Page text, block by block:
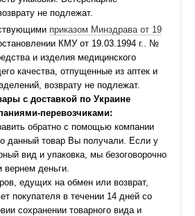
не подлежат.
приказом Минздрава от 19
КМУ от 19.03.1994 г.. №
и изделия медицинского
качества, отпущенные из аптек и
возврату не подлежат.
с доставкой по Украине
перевозчиками:
обратно с помощью компании
данный товар Вы получали. Если у
вид и упаковка, мы безоговорочно
деньги.
едущих на обмен или возврат,
покупателя в течении 14 дней со
сохранении товарного вида и